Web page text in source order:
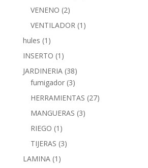
VENENO (2)
VENTILADOR (1)
hules (1)
INSERTO (1)
JARDINERIA (38)
fumigador (3)
HERRAMIENTAS (27)
MANGUERAS (3)
RIEGO (1)
TIJERAS (3)
LAMINA (1)